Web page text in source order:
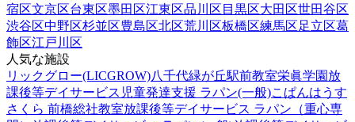
宿区文京区台東区墨田区江東区品川区 目黒区大田区世田谷区
渋谷区中野区杉並区豊島区北区荒川区板橋区練馬区足立区葛
飾区江戸川区
人気な施設
リックグロー(LICGROW)八千代緑が丘駅前教室栄眞学園放
課後等デイサービス 児童発達支援 ラパン(一般)こぱんはうす
さくら 前橋総社教室放課後等デイサービス ラパン（重心専